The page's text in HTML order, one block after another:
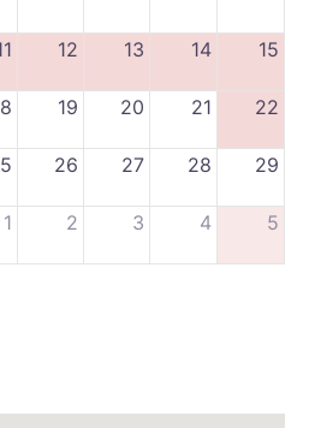
12 13 14 15
19 20 21 22
26 27 28 29
1 2 3 4 5